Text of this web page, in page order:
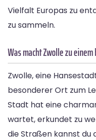
Vielfalt Europas zu
zu sammeln.
Was macht Zwolle zu
Zwolle, eine
besonderer Ort zum
Stadt hat eine
wartet, erkundet zu
die Straßen kannst du